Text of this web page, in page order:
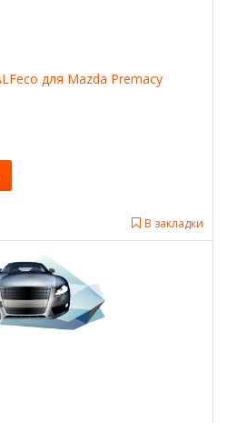
для Mazda Premacy
В закладки